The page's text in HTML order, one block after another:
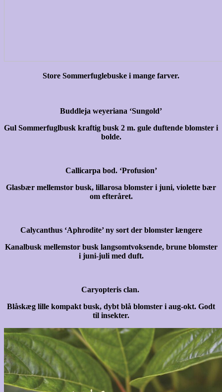
Store Sommerfuglebuske i mange farver.
Buddleja weyeriana ‘Sungold’
Gul Sommerfuglbusk kraftig busk 2 m. gule duftende blomster i
bolde.
Callicarpa bod. ‘Profusion’
Glasbær mellemstor busk, lillarosa blomster i juni, violette bær
om efteråret.
Calycanthus ‘Aphrodite’ ny sort der blomster længere
Kanalbusk mellemstor busk langsomtvoksende, brune blomster
i juni-juli med duft.
Caryopteris clan.
Blåskæg lille kompakt busk, dybt blå blomster i aug-okt. Godt
til insekter.